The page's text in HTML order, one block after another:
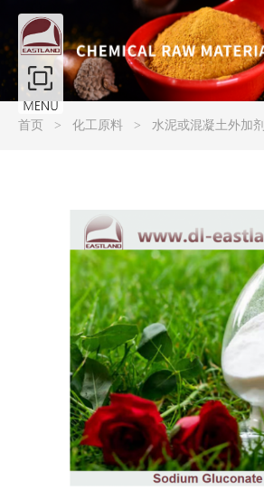
首页 化工原料 水泥或混凝土外加剂
产品大图展示